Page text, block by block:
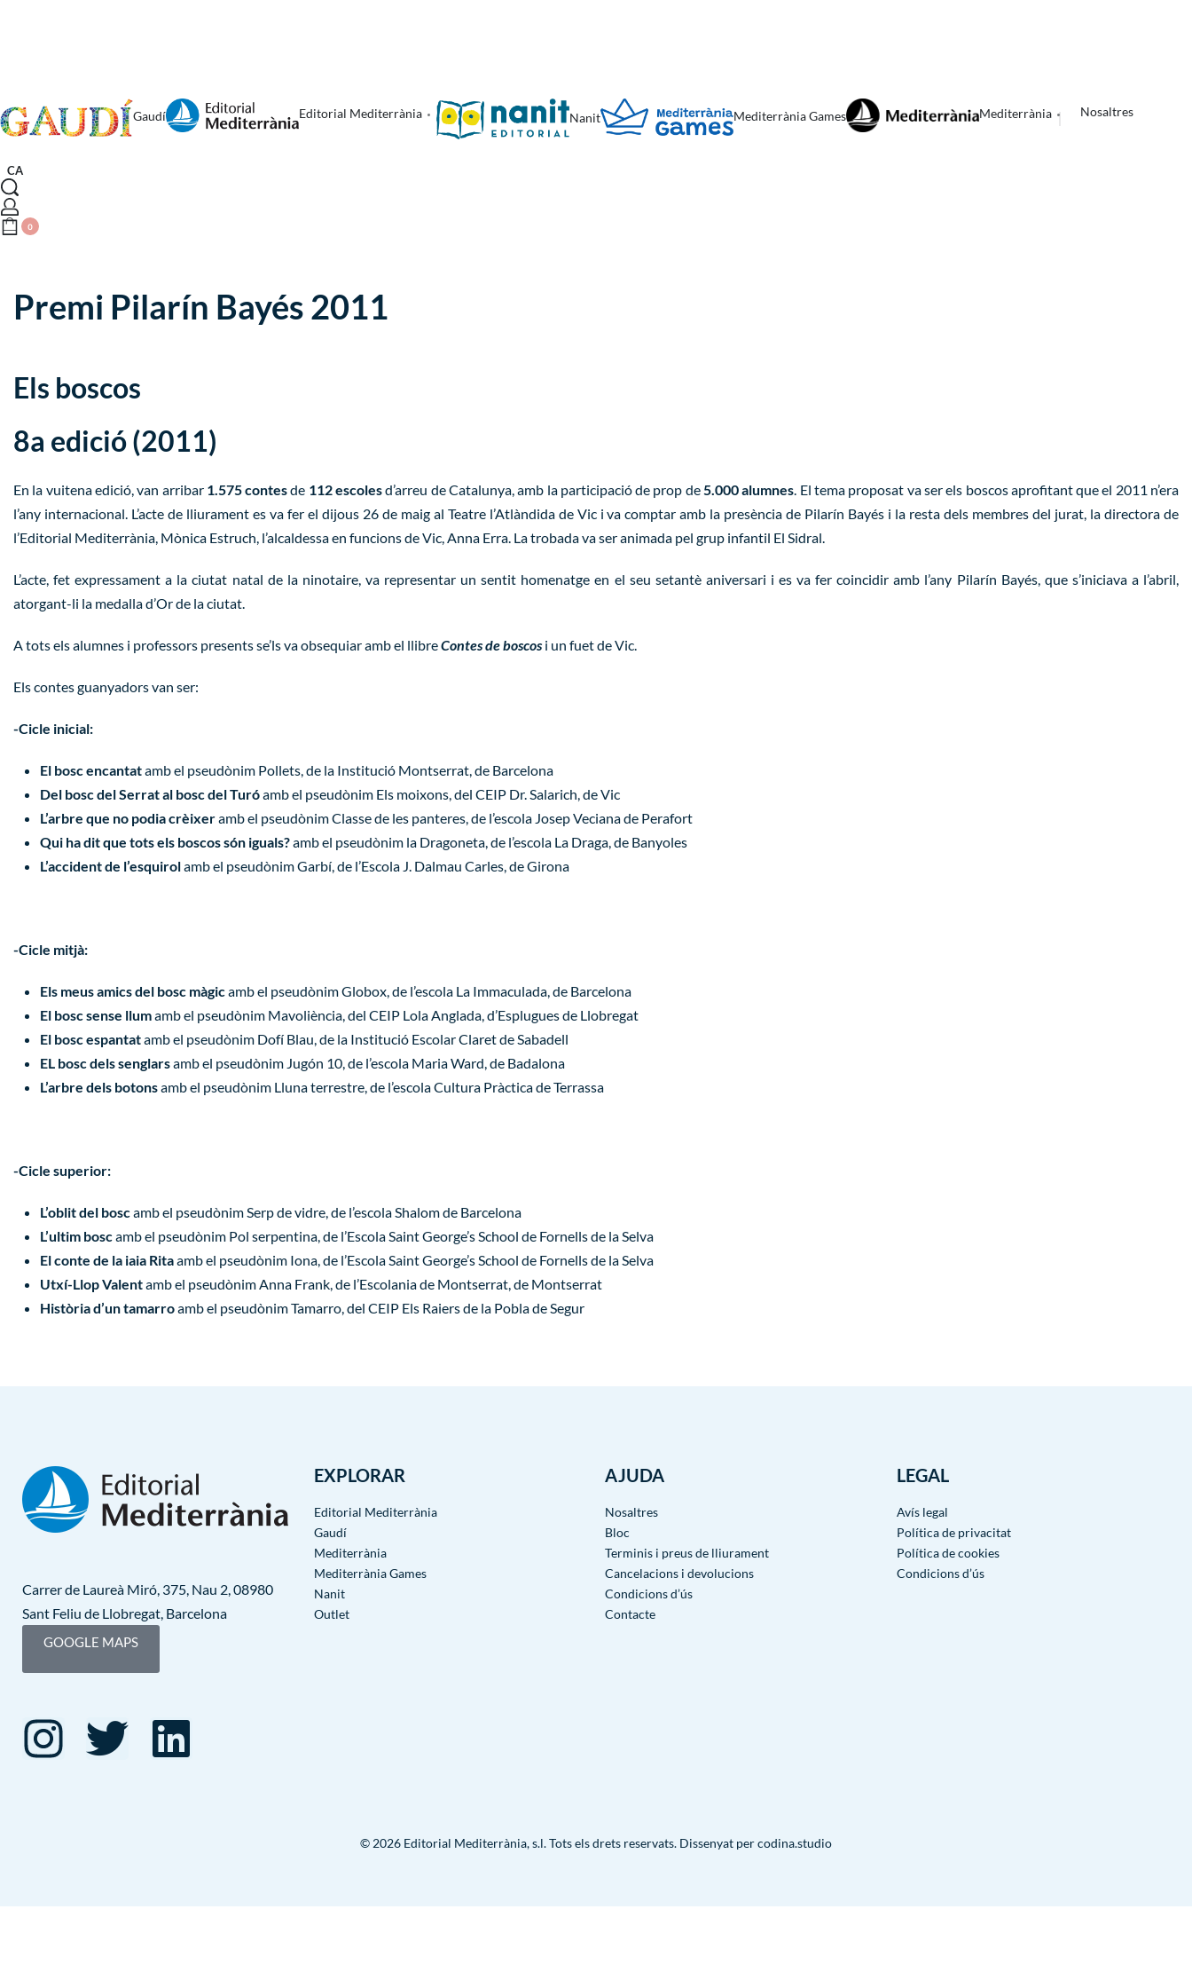
Gaudí Editorial Mediterrània Nanit Mediterrània Games Mediterrània Nosaltres
CA
0
Premi Pilarín Bayés 2011
Els boscos
8a edició (2011)
En la vuitena edició, van arribar 1.575 contesde 112 escolesd’arreu de Catalunya, amb la participació de prop de5.000 alumnes. El tema proposat va ser els boscos aprofitant que el 2011 n’era
l’any internacional. L’acte de lliurament es va fer el dijous 26 de maig al Teatre l’Atlàndida de Vic i va comptar amb la presència de Pilarín Bayés i la resta dels membres del jurat, la directora de
l’Editorial Mediterrània, Mònica Estruch, l’alcaldessa en funcions de Vic, Anna Erra. La trobada va ser animada pel grup infantil El Sidral.
L’acte, fet expressament a la ciutat natal de la ninotaire, va representar un sentit homenatge en el seu setantè aniversari i es va fer coincidir amb l’any Pilarín Bayés, que s’iniciava a l’abril,
atorgant-li la medalla d’Or de la ciutat.
A tots els alumnes i professors presents se’ls va obsequiar amb el llibreContes de boscosi un fuet de Vic.
Els contes guanyadors van ser:
-Cicle inicial:
El bosc encantatamb el pseudònim Pollets, de la Institució Montserrat, de Barcelona
Del bosc del Serrat al bosc del Turóamb el pseudònim Els moixons, del CEIP Dr. Salarich, de Vic
L’arbre que no podia crèixeramb el pseudònim Classe de les panteres, de l’escola Josep Veciana de Perafort
Qui ha dit que tots els boscos són iguals?amb el pseudònim la Dragoneta, de l’escola La Draga, de Banyoles
L’accident de l’esquirolamb el pseudònim Garbí, de l’Escola J. Dalmau Carles, de Girona
-Cicle mitjà:
Els meus amics del bosc màgicamb el pseudònim Globox, de l’escola La Immaculada, de Barcelona
El bosc sense llumamb el pseudònim Mavoliència, del CEIP Lola Anglada, d’Esplugues de Llobregat
El bosc espantatamb el pseudònim Dofí Blau, de la Institució Escolar Claret de Sabadell
EL bosc dels senglarsamb el pseudònim Jugón 10, de l’escola Maria Ward, de Badalona
L’arbre dels botonsamb el pseudònim Lluna terrestre, de l’escola Cultura Pràctica de Terrassa
-Cicle superior:
L’oblit del boscamb el pseudònim Serp de vidre, de l’escola Shalom de Barcelona
L’ultim boscamb el pseudònim Pol serpentina, de l’Escola Saint George’s School de Fornells de la Selva
El conte de la iaia Ritaamb el pseudònim Iona, de l’Escola Saint George’s School de Fornells de la Selva
Utxí-Llop Valentamb el pseudònim Anna Frank, de l’Escolania de Montserrat, de Montserrat
Història d’un tamarroamb el pseudònim Tamarro, del CEIP Els Raiers de la Pobla de Segur
Carrer de Laureà Miró, 375, Nau 2, 08980
Sant Feliu de Llobregat, Barcelona
GOOGLE MAPS
EXPLORAR
Editorial Mediterrània
Gaudí
Mediterrània
Mediterrània Games
Nanit
Outlet
AJUDA
Nosaltres
Bloc
Terminis i preus de lliurament
Cancelacions i devolucions
Condicions d’ús
Contacte
LEGAL
Avís legal
Política de privacitat
Política de cookies
Condicions d’ús
© 2026 Editorial Mediterrània, s.l. Tots els drets reservats. Dissenyat percodina.studio